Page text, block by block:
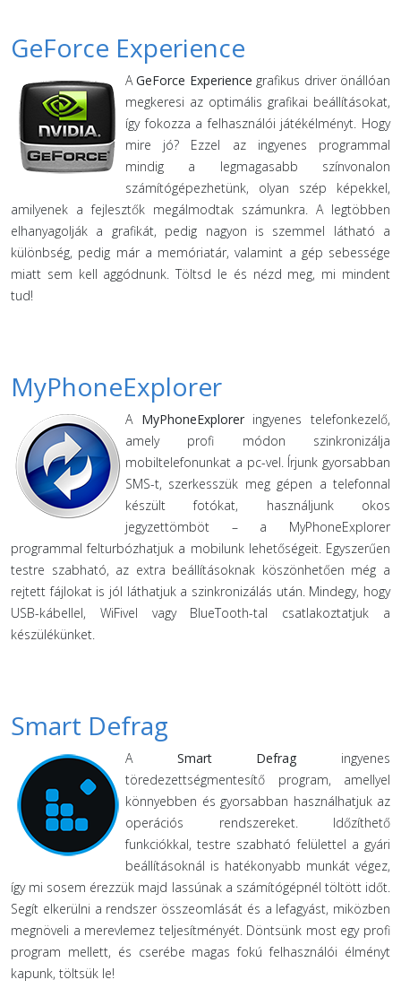
GeForce Experience
AGeForce Experience grafikus driver önállóan
megkeresi az optimális grafikai beállításokat,
így fokozza a felhasználói játékélményt. Hogy
mire jó? Ezzel az ingyenes programmal
mindig a legmagasabb színvonalon
számítógépezhetünk, olyan szép képekkel,
amilyenek a fejlesztők megálmodtak számunkra. A legtöbben
elhanyagolják a grafikát, pedig nagyon is szemmel látható a
különbség, pedig már a memóriatár, valamint a gép sebessége
miatt sem kell aggódnunk. Töltsd le és nézd meg, mi mindent
tud!
MyPhoneExplorer
A MyPhoneExploreringyenes telefonkezelő,
amely profi módon szinkronizálja
mobiltelefonunkat a pc-vel. Írjunk gyorsabban
SMS-t, szerkesszük meg gépen a telefonnal
készült fotókat, használjunk okos
jegyzettömböt – a MyPhoneExplorer
programmal felturbózhatjuk a mobilunk lehetőségeit. Egyszerűen
testre szabható, az extra beállításoknak köszönhetően még a
rejtett fájlokat is jól láthatjuk a szinkronizálás után. Mindegy, hogy
USB-kábellel, WiFivel vagy BlueTooth-tal csatlakoztatjuk a
készülékünket.
Smart Defrag
A Smart Defrag ingyenes
töredezettségmentesítő program, amellyel
könnyebben és gyorsabban használhatjuk az
operációs rendszereket. Időzíthető
funkciókkal, testre szabható felülettel a gyári
beállításoknál is hatékonyabb munkát végez,
így mi sosem érezzük majd lassúnak a számítógépnél töltött időt.
Segít elkerülni a rendszer összeomlását és a lefagyást, miközben
megnöveli a merevlemez teljesítményét. Döntsünk most egy profi
program mellett, és cserébe magas fokú felhasználói élményt
kapunk, töltsük le!